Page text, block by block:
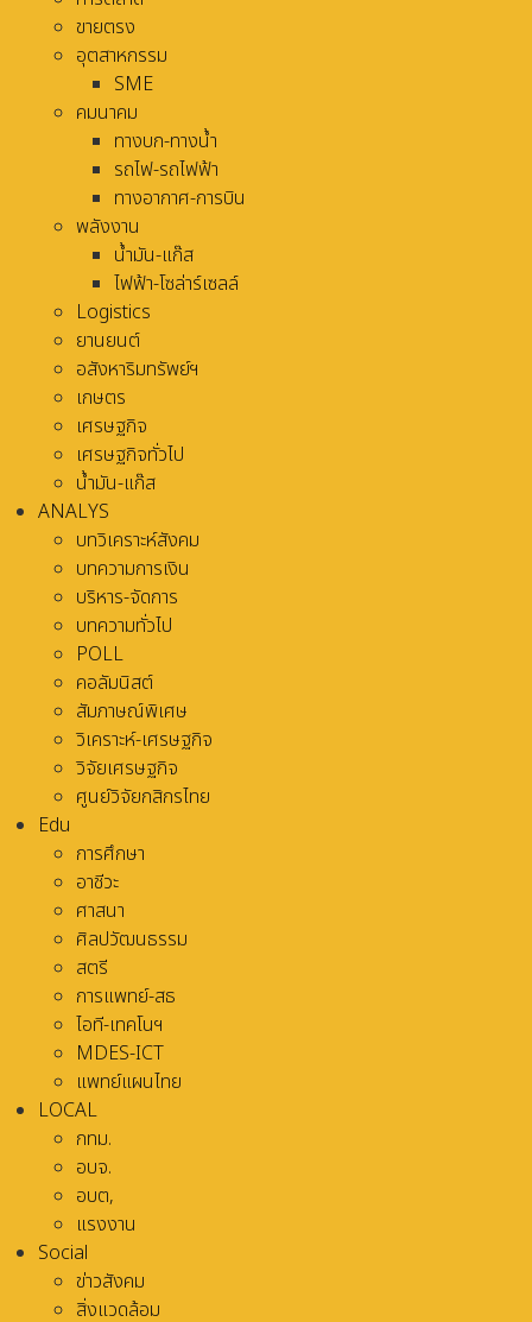
ขายตรง
อุตสาหกรรม
SME
คมนาคม
ทางบก-ทางน้ำ
รถไฟ-รถไฟฟ้า
ทางอากาศ-การบิน
พลังงาน
น้ำมัน-แก๊ส
ไฟฟ้า-โซล่าร์เซลล์
Logistics
ยานยนต์
อสังหาริมทรัพย์ฯ
เกษตร
เศรษฐกิจ
เศรษฐกิจทั่วไป
น้ำมัน-แก๊ส
ANALYS
บทวิเคราะห์สังคม
บทความการเงิน
บริหาร-จัดการ
บทความทั่วไป
POLL
คอลัมนิสต์
สัมภาษณ์พิเศษ
วิเคราะห์-เศรษฐกิจ
วิจัยเศรษฐกิจ
ศูนย์วิจัยกสิกรไทย
Edu
การศึกษา
อาชีวะ
ศาสนา
ศิลปวัฒนธรรม
สตรี
การแพทย์-สธ
ไอที-เทคโนฯ
MDES-ICT
แพทย์แผนไทย
LOCAL
กทม.
อบจ.
อบต,
แรงงาน
Social
ข่าวสังคม
สิ่งแวดล้อม